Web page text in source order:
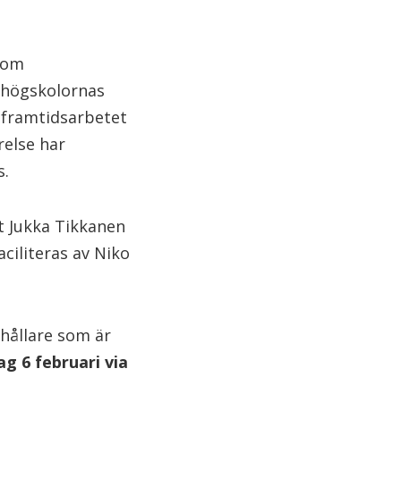
har
Tikkanen
av Niko
som är
6 februari via